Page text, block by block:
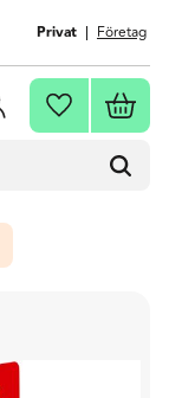
Privat Företag
Favoriter